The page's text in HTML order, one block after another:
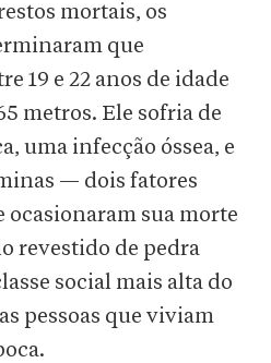
mortais, os
que
19 e 22 anos de idade
metros. Ele sofria de
uma infecção óssea, e
— dois fatores
sua morte
revestido de pedra
social mais alta do
pessoas que viviam